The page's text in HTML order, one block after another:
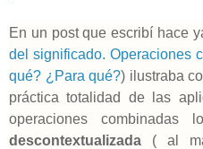
En un post que escribí hace
del significado. Operaciones
qué? ¿Para qué?) ilustraba
práctica totalidad de las
operaciones combinadas
descontextualizada ( al